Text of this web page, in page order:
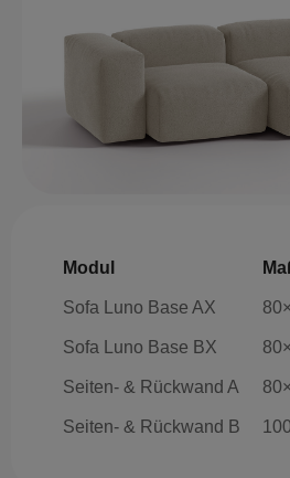
Modul
Sofa Luno Base AX
Sofa Luno Base BX
Seiten- & Rückwand A
Seiten- & Rückwand B